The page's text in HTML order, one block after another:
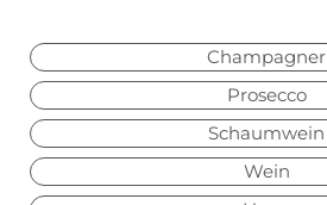
Champagner
Prosecco
Schaumwein
Wein